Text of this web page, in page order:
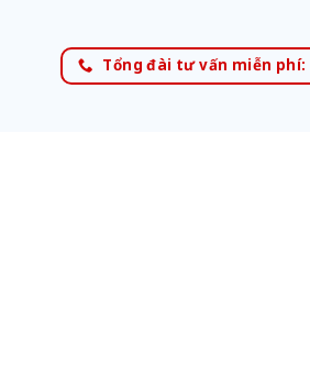
Tổng đài tư vấn miễn phí: